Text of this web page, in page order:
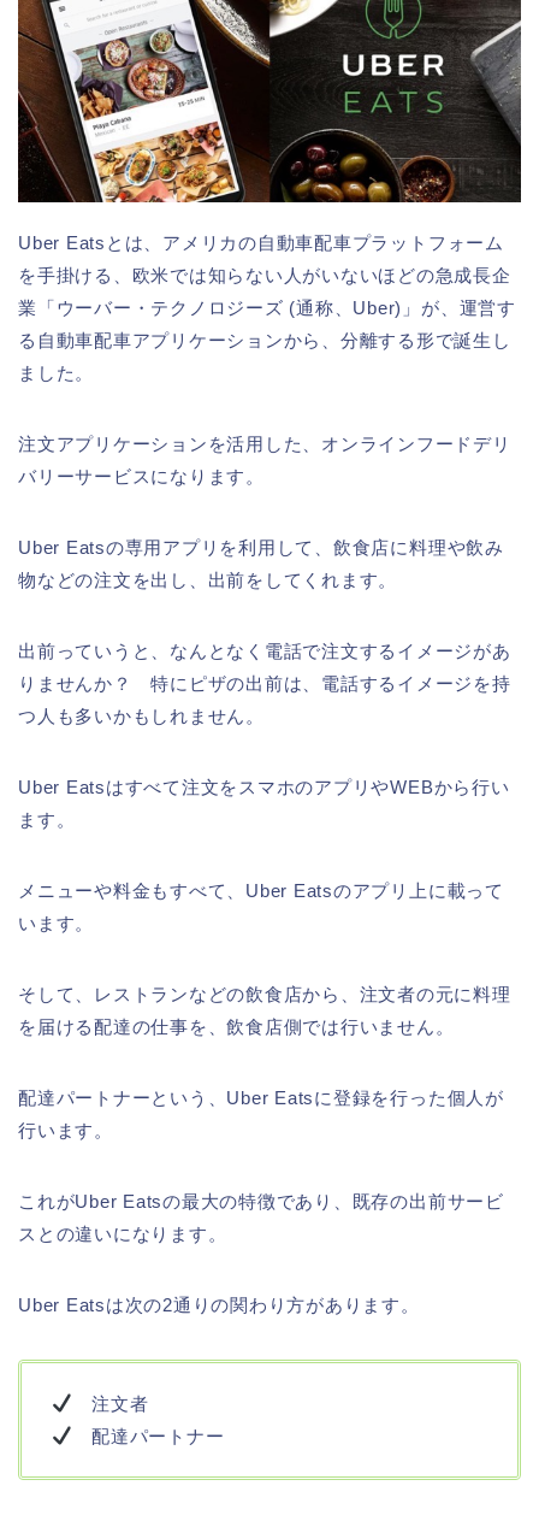
Uber Eatsとは、アメリカの自動車配車プラットフォーム
を手掛ける、欧米では知らない人がいないほどの急成長企
業「ウーバー・テクノロジーズ (通称、Uber)」が、運営す
る自動車配車アプリケーションから、分離する形で誕生し
ました。
注文アプリケーションを活用した、オンラインフードデリ
バリーサービスになります。
Uber Eatsの専用アプリを利用して、飲食店に料理や飲み
物などの注文を出し、出前をしてくれます。
出前っていうと、なんとなく電話で注文するイメージがあ
りませんか？ 特にピザの出前は、電話するイメージを持
つ人も多いかもしれません。
Uber Eatsはすべて注文をスマホのアプリやWEBから行い
ます。
メニューや料金もすべて、Uber Eatsのアプリ上に載って
います。
そして、レストランなどの飲食店から、注文者の元に料理
を届ける配達の仕事を、飲食店側では行いません。
配達パートナーという、Uber Eatsに登録を行った個人が
行います。
これがUber Eatsの最大の特徴であり、既存の出前サービ
スとの違いになります。
Uber Eatsは次の2通りの関わり方があります。
注文者
配達パートナー